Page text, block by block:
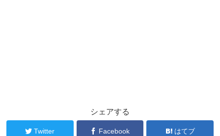
シェアする
Twitter Facebook はてブ